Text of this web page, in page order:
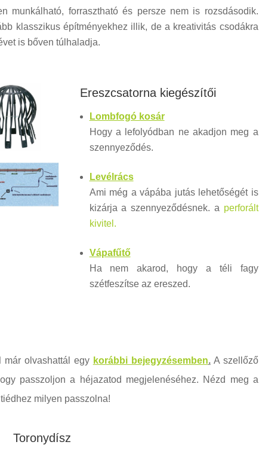
munkálható, forrasztható és persze nem is rozsdásodik.
klasszikus építményekhez illik, de a kreativitás csodákra
is bőven túlhaladja.
Ereszcsatorna kiegészítői
Lombfogó kosár
Hogy a lefolyódban ne akadjon meg a
szennyeződés.
Levélrács
Ami még a vápába jutás lehetőségét is
kizárja a szennyeződésnek. a perforált
kivitel.
Vápafűtő
Ha nem akarod, hogy a téli fagy
szétfeszítse az ereszed.
már olvashattál egy korábbi bejegyzésemben.A szellőző
passzoljon a héjazatod megjelenéséhez. Nézd meg a
milyen passzolna!
Toronydísz